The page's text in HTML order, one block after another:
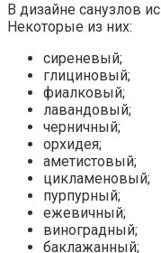
В дизайне санузлов
Некоторые из них:
сиреневый;
глициновый;
фиалковый;
лавандовый;
черничный;
орхидея;
аметистовый;
цикламеновый;
пурпурный;
ежевичный;
виноградный;
баклажанный;